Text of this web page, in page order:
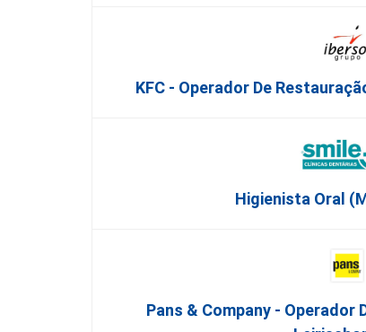
KFC - Operador De
Higienista Oral
Pans & Company -